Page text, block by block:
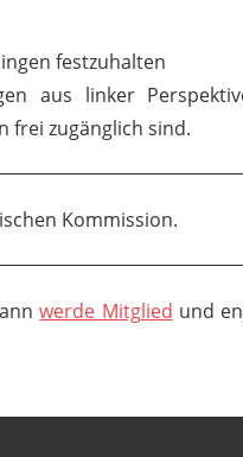
festzuhalten
aus linker
frei zugänglich sind.
Kommission.
werde Mitglied und